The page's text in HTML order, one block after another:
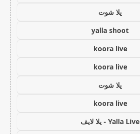
يلا شوت
yalla shoot
koora live
koora live
يلا شوت
koora live
Yalla Live - يلا لايف